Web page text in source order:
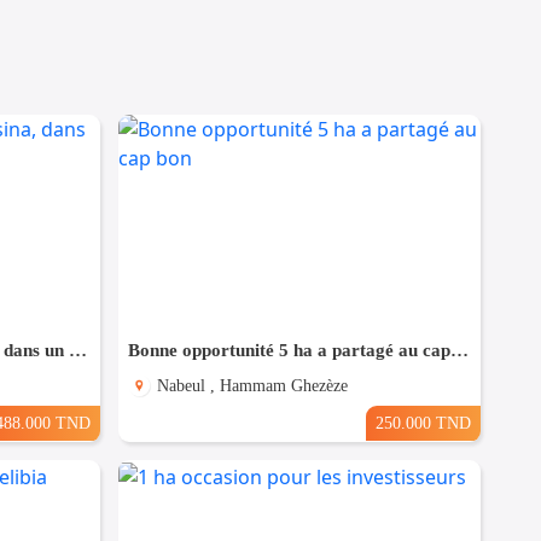
Terrain Fait l'angle à Bouhsina, dans un Quartier Résidentiel
TND
Bonne opportunité 5 ha a partagé au cap bon
Nabeul , Hammam Ghezèze
250.000 TND